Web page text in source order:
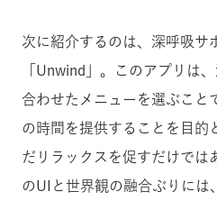
次に紹介するのは、深呼吸サ
「Unwind」。このアプリは
合わせたメニューを選ぶこと
の時間を提供することを目的
だリラックスを促すだけでは
のUIと世界観の融合ぶりには